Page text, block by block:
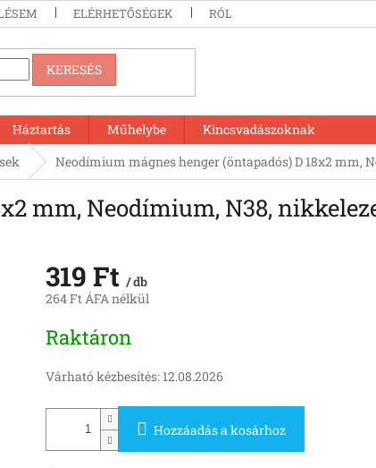
ELÉRHETŐSÉGEK RÓLUNK
KERESÉS
Háztartás Műhelybe
Kincsvadászoknak
Neodímium mágnes henger (öntapadós) D 18x2 mm,
mm, Neodímium, N38,
319 Ft / db
264 Ft ÁFA nélkül
Raktáron
Várható kézbesítés: 12.08.2026
Hozzáadás a kosárhoz